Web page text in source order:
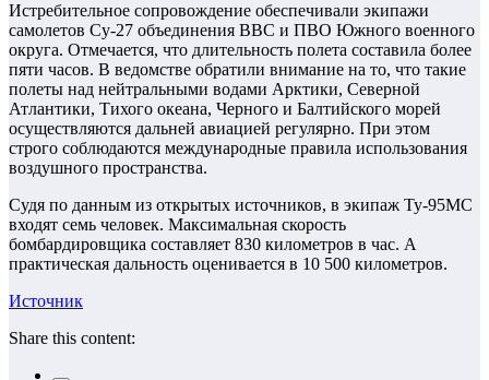
Истребительное сопровождение обеспечивали экипажи
самолетов Су-27 объединения ВВС и ПВО Южного военного
округа. Отмечается, что длительность полета составила более
пяти часов. В ведомстве обратили внимание на то, что такие
полеты над нейтральными водами Арктики, Северной
Атлантики, Тихого океана, Черного и Балтийского морей
осуществляются дальней авиацией регулярно. При этом
строго соблюдаются международные правила использования
воздушного пространства.
Судя по данным из открытых источников, в экипаж Ту-95МС
входят семь человек. Максимальная скорость
бомбардировщика составляет 830 километров в час. А
практическая дальность оценивается в 10 500 километров.
Источник
Share this content: